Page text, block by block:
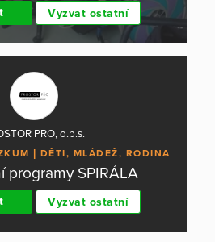
Vyzvat ostatní
PRO, o.p.s.
DĚTI, MLÁDEŽ, RODINA
programy SPIRÁLA
Vyzvat ostatní